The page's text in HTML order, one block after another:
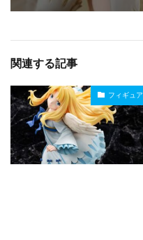
関連する記事
フィギュア